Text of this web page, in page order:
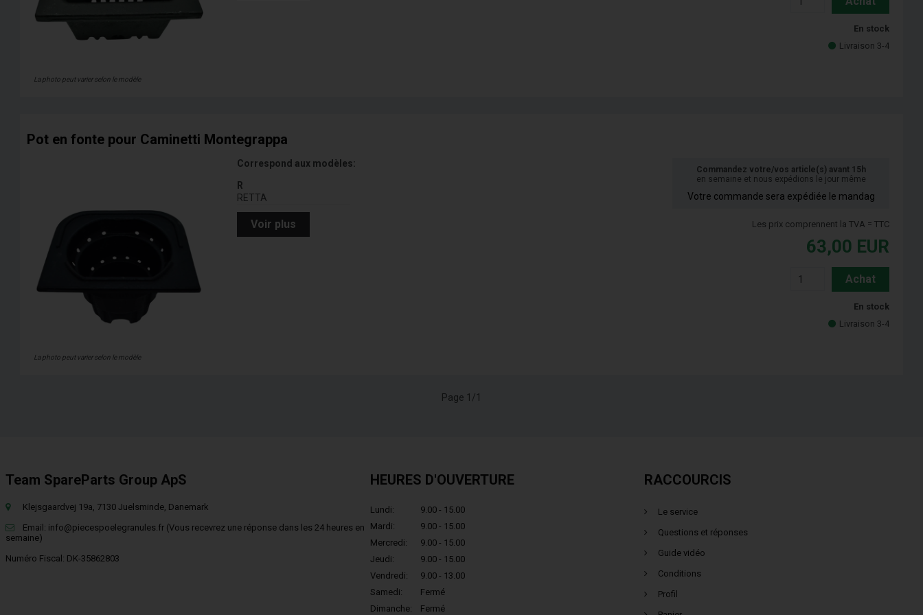
La photo peut varier selon le modèle
En stock
Livraison 3-4
Pot en fonte pour Caminetti Montegrappa
La photo peut varier selon le modèle
Correspond aux modèles:
R
RETTA
Voir plus
Commandez votre/vos article(s) avant 15h
en semaine et nous expédions le jour même
Votre commande sera expédiée le mandag
Les prix comprennent la TVA = TTC
63,00 EUR
Achat
En stock
Livraison 3-4
Page 1/1
Team SpareParts Group ApS
Klejsgaardvej 19a, 7130 Juelsminde, Danemark
Email: info@piecespoelegranules.fr (Vous recevrez une réponse dans les 24 heures en
semaine)
Numéro Fiscal: DK-35862803
HEURES D'OUVERTURE
Lundi:
9.00 - 15.00
Mardi:
9.00 - 15.00
Mercredi:
9.00 - 15.00
Jeudi:
9.00 - 15.00
Vendredi:
9.00 - 13.00
Samedi:
Fermé
Dimanche:
Fermé
RACCOURCIS
Le service
Questions et réponses
Guide vidéo
Conditions
Profil